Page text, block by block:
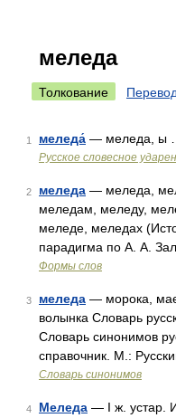
меледа
Толкование Перевод
1 меледа́ — меледа, ы …
Русское словесное
2 меледа — меледа,
меледам, меледу,
меледе, меледах
парадигма по А. А.
Формы слов
3 меледа — морока,
волынка Словарь
Словарь синонимов
справочник. М.:
Словарь синонимов
4 Меледа — I ж. устар.